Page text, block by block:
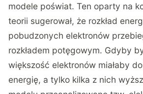
modele poświat. Ten oparty na
teorii sugerował, że rozkład
pobudzonych elektronów
rozkładem potęgowym. Gdyby
większość elektronów miałaby
energię, a tylko kilka z nich